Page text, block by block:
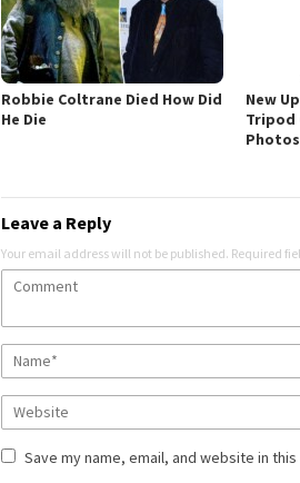
Robbie Coltrane Died How Did
He Die
New
Tripod
Photos
Leave a Reply
Your email address will not be published. Required
Save my name, email, and website in